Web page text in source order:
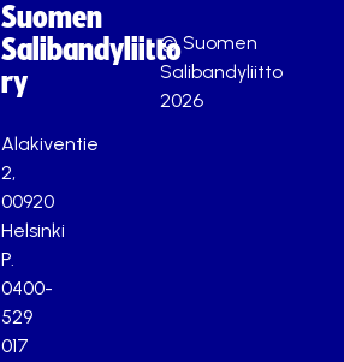
Suomen
Salibandyliitto
ry
Alakiventie
2,
00920
Helsinki
P.
0400-
529
017
© Suomen
Salibandyliitto
2026